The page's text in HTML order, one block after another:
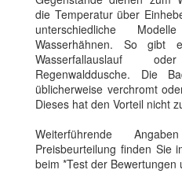
die Temperatur über
unterschiedliche
Wasserhähnen. So gibt
Wasserfallauslauf
Regenwalddusche. Die
üblicherweise verchromt
Dieses hat den Vorteil nicht
Weiterführende
Preisbeurteilung finden Sie
beim *Test der Bewertungen